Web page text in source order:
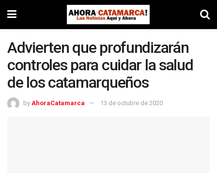
Advierten que profundizarán
controles para cuidar la salud
de los catamarqueños
by AhoraCatamarca 13 de octubre de 2020